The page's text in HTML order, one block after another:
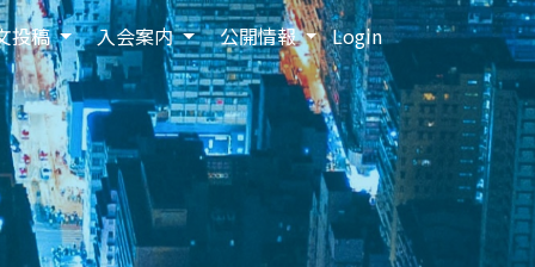
投稿 入会案内 公開情報 Login